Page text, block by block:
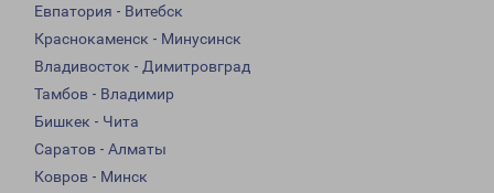
Евпатория - Витебск
Краснокаменск - Минусинск
Владивосток - Димитровград
Тамбов - Владимир
Бишкек - Чита
Саратов - Алматы
Ковров - Минск